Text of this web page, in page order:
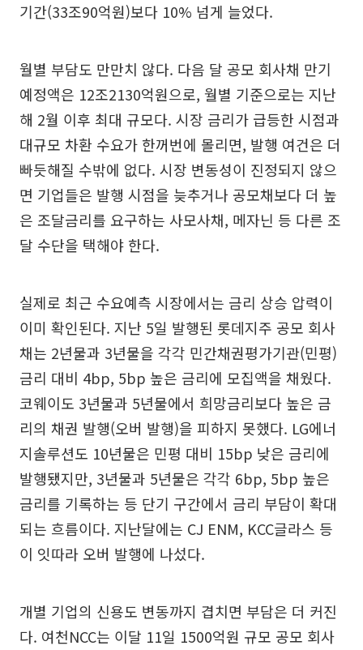
기간(33조90억원)보다 10% 넘게 늘었다.
월별 부담도 만만치 않다. 다음 달 공모 회사채 만기
예정액은 12조2130억원으로, 월별 기준으로는 지난
해 2월 이후 최대 규모다. 시장 금리가 급등한 시점과
대규모 차환 수요가 한꺼번에 몰리면, 발행 여건은 더
빠듯해질 수밖에 없다. 시장 변동성이 진정되지 않으
면 기업들은 발행 시점을 늦추거나 공모채보다 더 높
은 조달금리를 요구하는 사모사채, 메자닌 등 다른 조
달 수단을 택해야 한다.
실제로 최근 수요예측 시장에서는 금리 상승 압력이
이미 확인된다. 지난 5일 발행된 롯데지주 공모 회사
채는 2년물과 3년물을 각각 민간채권평가기관(민평)
금리 대비 4bp, 5bp 높은 금리에 모집액을 채웠다.
코웨이도 3년물과 5년물에서 희망금리보다 높은 금
리의 채권 발행(오버 발행)을 피하지 못했다. LG에너
지솔루션도 10년물은 민평 대비 15bp 낮은 금리에
발행됐지만, 3년물과 5년물은 각각 6bp, 5bp 높은
금리를 기록하는 등 단기 구간에서 금리 부담이 확대
되는 흐름이다. 지난달에는 CJ ENM, KCC글라스 등
이 잇따라 오버 발행에 나섰다.
개별 기업의 신용도 변동까지 겹치면 부담은 더 커진
다. 여천NCC는 이달 11일 1500억원 규모 공모 회사